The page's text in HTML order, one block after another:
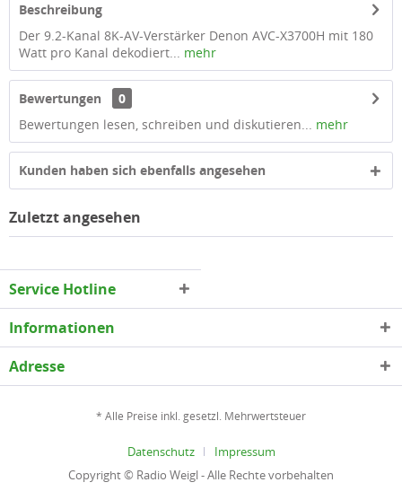
Beschreibung
Der 9.2-Kanal 8K-AV-Verstärker Denon AVC-X3700H mit 180
Watt pro Kanal dekodiert... mehr
Bewertungen
0
Bewertungen lesen, schreiben und diskutieren... mehr
Kunden haben sich ebenfalls angesehen
Zuletzt angesehen
Service Hotline
Informationen
Adresse
* Alle Preise inkl. gesetzl. Mehrwertsteuer
Datenschutz
Impressum
Copyright © Radio Weigl - Alle Rechte vorbehalten